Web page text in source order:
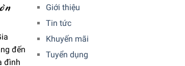
đến
đình
Giới thiệu
Tin tức
Khuyến mãi
Tuyển dụng